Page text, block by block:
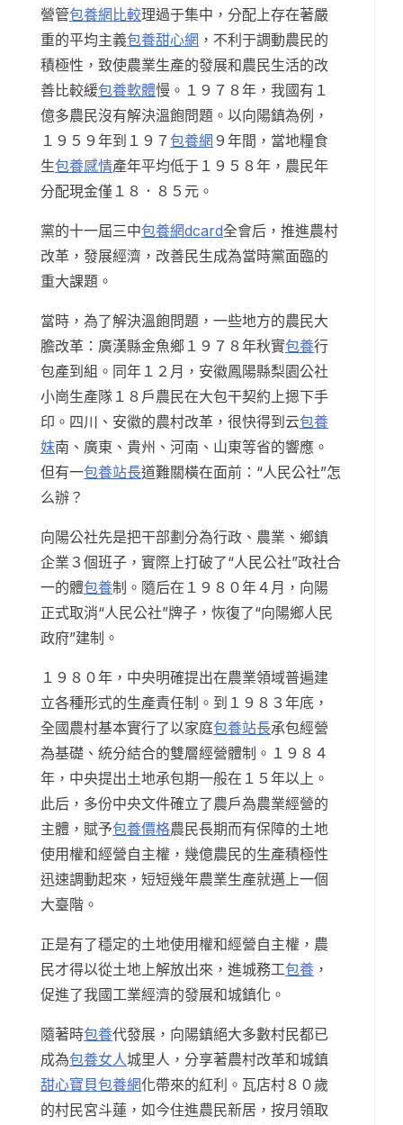
營管包養網比較理過于集中，分配上存在著嚴
重的平均主義包養甜心網 ，不利于調動農民的
積極性，致使農業生產的發展和農民生活的改
善比較緩包養軟體慢。１９７８年，我國有１
億多農民沒有解決溫飽問題。以向陽鎮為例，
１９５９年到１９７包養網 ９年間，當地糧食
生包養感情產年平均低于１９５８年，農民年
分配現金僅１８．８５元。
黨的十一屆三中包養網dcard全會后，推進農村
改革，發展經濟，改善民生成為當時黨面臨的
重大課題。
當時，為了解決溫飽問題，一些地方的農民大
膽改革：廣漢縣金魚鄉１９７８年秋實包養行
包產到組。同年１２月，安徽鳳陽縣梨園公社
小崗生產隊１８戶農民在大包干契約上摁下手
印。四川、安徽的農村改革，很快得到云包養
妹南、廣東、貴州、河南、山東等省的響應。
但有一包養站長道難關橫在面前：“人民公社”怎
么辦？
向陽公社先是把干部劃分為行政、農業、鄉鎮
企業３個班子，實際上打破了“人民公社”政社合
一的體包養制。隨后在１９８０年４月，向陽
正式取消“人民公社”牌子，恢復了“向陽鄉人民
政府”建制。
１９８０年，中央明確提出在農業領域普遍建
立各種形式的生產責任制。到１９８３年底，
全國農村基本實行了以家庭包養站長承包經營
為基礎、統分結合的雙層經營體制。１９８４
年，中央提出土地承包期一般在１５年以上。
此后，多份中央文件確立了農戶為農業經營的
主體，賦予包養價格農民長期而有保障的土地
使用權和經營自主權，幾億農民的生產積極性
迅速調動起來，短短幾年農業生產就邁上一個
大臺階。
正是有了穩定的土地使用權和經營自主權，農
民才得以從土地上解放出來，進城務工包養 ，
促進了我國工業經濟的發展和城鎮化。
隨著時包養代發展，向陽鎮絕大多數村民都已
成為包養女人城里人，分享著農村改革和城鎮
甜心寶貝包養網化帶來的紅利。瓦店村８０歲
的村民宮斗蓮，如今住進農民新居，按月領取